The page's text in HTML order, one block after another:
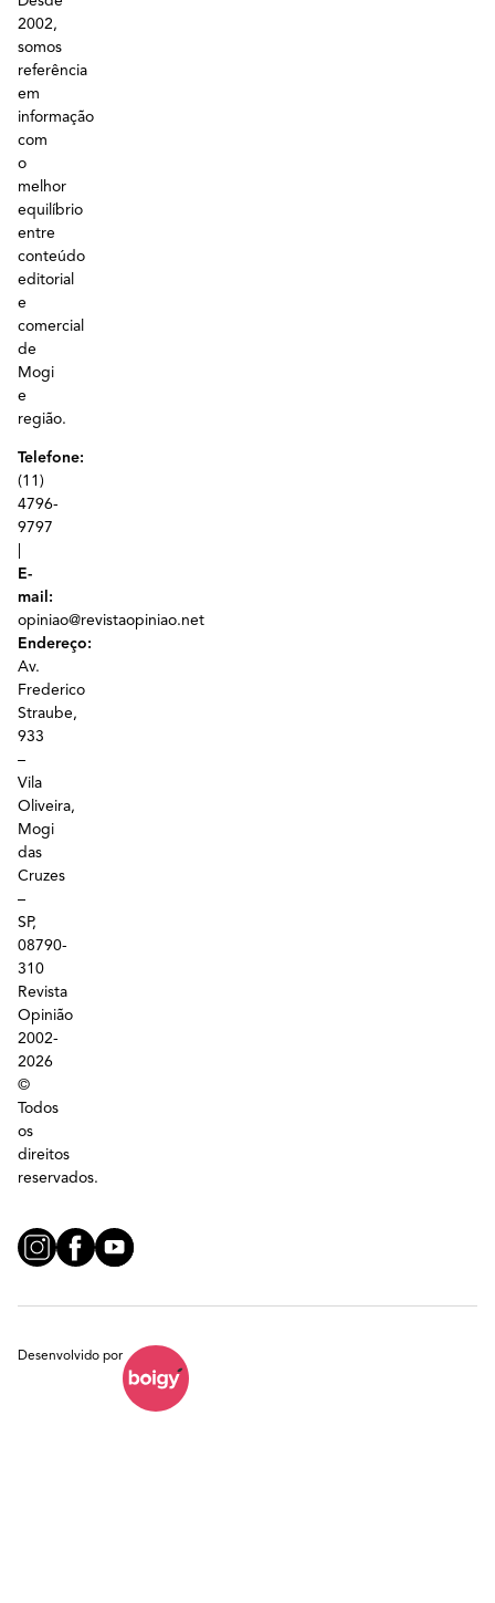
2002,
somos
referência
em
informação
com
o
melhor
equilíbrio
entre
conteúdo
editorial
e
comercial
de
Mogi
e
região.
Telefone:
(11)
4796-
9797
E-
mail:
opiniao@revistaopiniao.net
Endereço:
Av.
Frederico
Straube,
933
–
Vila
Oliveira,
Mogi
das
Cruzes
–
SP,
08790-
310
Revista
Opinião
2002-
2026
©
Todos
os
direitos
reservados.
Desenvolvido por